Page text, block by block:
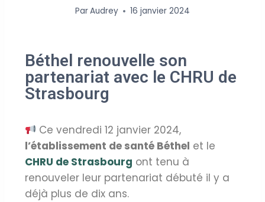
ParAudrey 16 janvier 2024
Béthel renouvelle son
partenariat avec le CHRU de
Strasbourg
Ce vendredi 12 janvier 2024,
l’établissement de santé Béthel et le
CHRU de Strasbourg ont tenu à
renouveler leur partenariat débuté il y a
déjà plus de dix ans.